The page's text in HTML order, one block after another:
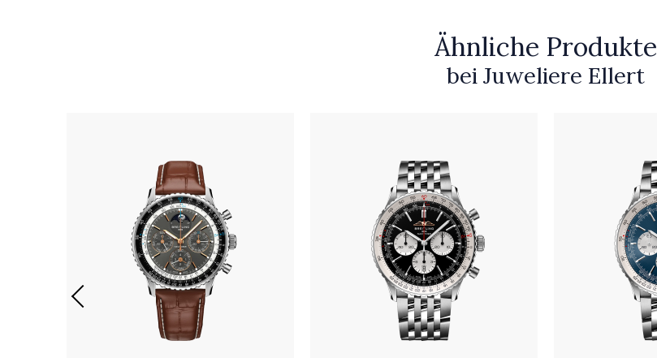
Ähnliche Produkte
bei Juweliere Ellert